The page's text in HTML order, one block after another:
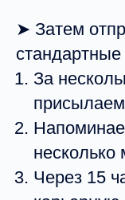
➤ Затем
За
несколько
Через 15